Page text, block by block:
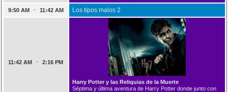
9:50 AM - 11:42 AM Los tipos malos 2
11:42 AM - 2:16 PM
Harry Potter y las Reliquias de la Muerte
Séptima y última aventura de Harry Potter donde junto con